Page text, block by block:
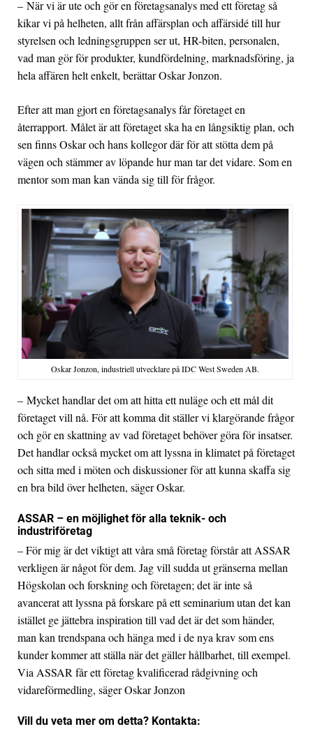
– När vi är ute och gör en företagsanalys med ett företag så
kikar vi på helheten, allt från affärsplan och affärsidé till hur
styrelsen och ledningsgruppen ser ut, HR-biten, personalen,
vad man gör för produkter, kundfördelning, marknadsföring, ja
hela affären helt enkelt, berättar Oskar Jonzon.
Efter att man gjort en företagsanalys får företaget en
återrapport. Målet är att företaget ska ha en långsiktig plan, och
sen finns Oskar och hans kollegor där för att stötta dem på
vägen och stämmer av löpande hur man tar det vidare. Som en
mentor som man kan vända sig till för frågor.
Oskar Jonzon, industriell utvecklare på IDC West Sweden AB.
– Mycket handlar det om att hitta ett nuläge och ett mål dit
företaget vill nå. För att komma dit ställer vi klargörande frågor
och gör en skattning av vad företaget behöver göra för insatser.
Det handlar också mycket om att lyssna in klimatet på företaget
och sitta med i möten och diskussioner för att kunna skaffa sig
en bra bild över helheten, säger Oskar.
ASSAR – en möjlighet för alla teknik- och
industriföretag
– För mig är det viktigt att våra små företag förstår att ASSAR
verkligen är något för dem. Jag vill sudda ut gränserna mellan
Högskolan och forskning och företagen; det är inte så
avancerat att lyssna på forskare på ett seminarium utan det kan
istället ge jättebra inspiration till vad det är det som händer,
man kan trendspana och hänga med i de nya krav som ens
kunder kommer att ställa när det gäller hållbarhet, till exempel.
Via ASSAR får ett företag kvalificerad rådgivning och
vidareförmedling, säger Oskar Jonzon
Vill du veta mer om detta? Kontakta: